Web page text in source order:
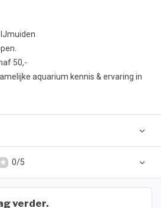
50,-
aquarium kennis & ervaring in
0/5
verder.